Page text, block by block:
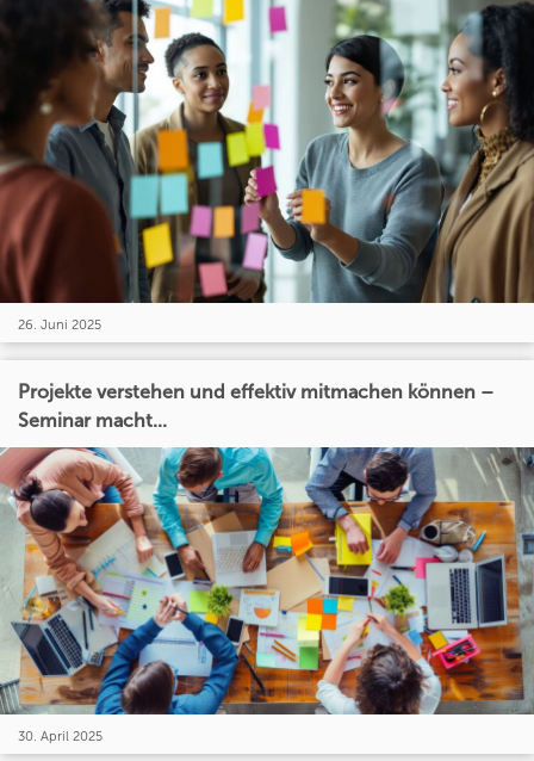
26. Juni 2025
Projekte verstehen und effektiv mitmachen können –
Seminar macht...
30. April 2025